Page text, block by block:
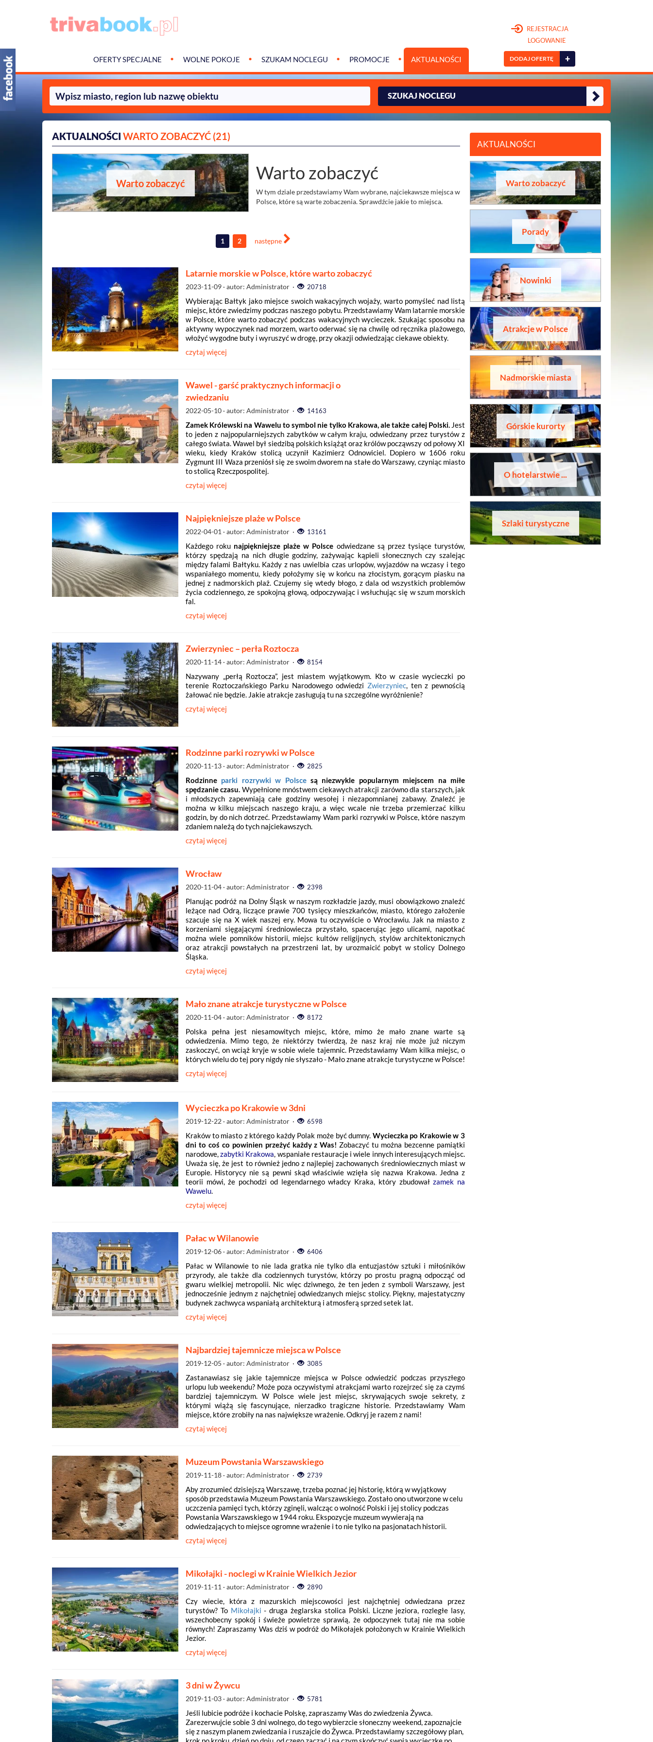
OFERTY SPECJALNE WOLNE POKOJE SZUKAM NOCLEGU PROMOCJE AKTUALNOŚCI
REJESTRACJA
LOGOWANIE
DODAJ OFERTĘ +
SZUKAJ NOCLEGU
AKTUALNOŚCI WARTO ZOBACZYĆ (21)
Warto zobaczyć Warto zobaczyć
W tym dziale przedstawiamy Wam wybrane, najciekawsze miejsca w
Polsce, które są warte zobaczenia. Sprawdźcie jakie to miejsca.
1 2 następne
Latarnie morskie w Polsce, które warto zobaczyć
2023-11-09· autor: Administrator · 20718
Wybierając Bałtyk jako miejsce swoich wakacyjnych wojaży, warto pomyśleć nad listą
miejsc, które zwiedzimy podczas naszego pobytu. Przedstawiamy Wam latarnie morskie
w Polsce, które warto zobaczyć podczas wakacyjnych wycieczek. Szukając sposobu na
aktywny wypoczynek nad morzem, warto oderwać się na chwilę od ręcznika plażowego,
włożyć wygodne buty i wyruszyć w drogę, przy okazji odwiedzając ciekawe obiekty.
czytaj więcej
Wawel - garść praktycznych informacji o
zwiedzaniu
2022-05-10· autor: Administrator · 14163
Zamek Królewski na Wawelu to symbol nie tylko Krakowa, ale także całej Polski.Jest
to jeden z najpopularniejszych zabytków w całym kraju, odwiedzany przez turystów z
całego świata. Wawel był siedzibą polskich książąt oraz królów począwszy od połowy XI
wieku, kiedy Kraków stolicą uczynił Kazimierz Odnowiciel. Dopiero w 1606 roku
Zygmunt III Waza przeniósł się ze swoim dworem na stałe do Warszawy, czyniąc miasto
to stolicą Rzeczpospolitej.
czytaj więcej
Najpiękniejsze plaże w Polsce
2022-04-01 · autor: Administrator · 13161
Każdego roku najpiękniejsze plaże w Polsce odwiedzane są przez tysiące turystów,
którzy spędzają na nich długie godziny, zażywając kąpieli słonecznych czy szalejąc
między falami Bałtyku. Każdy z nas uwielbia czas urlopów, wyjazdów na wczasy i tego
wspaniałego momentu, kiedy położymy się w końcu na złocistym, gorącym piasku na
jednej z nadmorskich plaż. Czujemy się wtedy błogo, z dala od wszystkich problemów
życia codziennego, ze spokojną głową, odpoczywając i wsłuchując się w szum morskich
fal.
czytaj więcej
Zwierzyniec – perła Roztocza
2020-11-14· autor: Administrator · 8154
Nazywany „perłą Roztocza”, jest miastem wyjątkowym. Kto w czasie wycieczki po
terenie Roztoczańskiego Parku Narodowego odwiedzi Zwierzyniec, ten z pewnością
żałować nie będzie. Jakie atrakcje zasługują tu na szczególne wyróżnienie?
czytaj więcej
Rodzinne parki rozrywki w Polsce
2020-11-13· autor: Administrator · 2825
Rodzinne parki rozrywki w Polscesą niezwykle popularnym miejscem na miłe
spędzanie czasu. Wypełnione mnóstwem ciekawych atrakcji zarówno dla starszych, jak
i młodszych zapewniają całe godziny wesołej i niezapomnianej zabawy. Znaleźć je
można w kilku miejscach naszego kraju, a więc wcale nie trzeba przemierzać kilku
godzin, by do nich dotrzeć. Przedstawiamy Wam parki rozrywki w Polsce, które naszym
zdaniem należą do tych najciekawszych.
czytaj więcej
Wrocław
2020-11-04· autor: Administrator · 2398
Planując podróż na Dolny Śląsk w naszym rozkładzie jazdy, musi obowiązkowo znaleźć
leżące nad Odrą, liczące prawie 700 tysięcy mieszkańców, miasto, którego założenie
szacuje się na X wiek naszej ery. Mowa tu oczywiście o Wrocławiu. Jak na miasto z
korzeniami sięgającymi średniowiecza przystało, spacerując jego ulicami, napotkać
można wiele pomników historii, miejsc kultów religijnych, stylów architektonicznych
oraz atrakcji powstałych na przestrzeni lat, by urozmaicić pobyt w stolicy Dolnego
Śląska.
czytaj więcej
Mało znane atrakcje turystyczne w Polsce
2020-11-04· autor: Administrator · 8172
Polska pełna jest niesamowitych miejsc, które, mimo że mało znane warte są
odwiedzenia. Mimo tego, że niektórzy twierdzą, że nasz kraj nie może już niczym
zaskoczyć, on wciąż kryje w sobie wiele tajemnic. Przedstawiamy Wam kilka miejsc, o
których wielu do tej pory nigdy nie słyszało - Mało znane atrakcje turystyczne w Polsce!
czytaj więcej
Wycieczka po Krakowie w 3dni
2019-12-22· autor: Administrator · 6598
Kraków to miasto z którego każdy Polak może być dumny. Wycieczka po Krakowie w 3
dni to coś co powinien przeżyć każdy z Was! Zobaczyć tu można bezcenne pamiątki
narodowe,zabytki Krakowa, wspaniałe restauracje i wiele innych interesujących miejsc.
Uważa się, że jest to również jedno z najlepiej zachowanych średniowiecznych miast w
Europie. Historycy nie są pewni skąd właściwie wzięła się nazwa Krakowa. Jedna z
teorii mówi, że pochodzi od legendarnego władcy Kraka, który zbudowałzamek na
Wawelu.
czytaj więcej
Pałac w Wilanowie
2019-12-06· autor: Administrator · 6406
Pałac w Wilanowie to nie lada gratka nie tylko dla entuzjastów sztuki i miłośników
przyrody, ale także dla codziennych turystów, którzy po prostu pragną odpocząć od
gwaru wielkiej metropolii. Nic więc dziwnego, że ten jeden z symboli Warszawy, jest
jednocześnie jednym z najchętniej odwiedzanych miejsc stolicy. Piękny, majestatyczny
budynek zachwyca wspaniałą architekturą i atmosferą sprzed setek lat.
czytaj więcej
Najbardziej tajemnicze miejsca w Polsce
2019-12-05 · autor: Administrator · 3085
Zastanawiasz się jakie tajemnicze miejsca w Polsce odwiedzić podczas przyszłego
urlopu lub weekendu? Może poza oczywistymi atrakcjami warto rozejrzeć się za czymś
bardziej tajemniczym. W Polsce wiele jest miejsc, skrywających swoje sekrety, z
którymi wiążą się fascynujące, nierzadko tragiczne historie. Przedstawiamy Wam
miejsce, które zrobiły na nas największe wrażenie. Odkryj je razem z nami!
czytaj więcej
Muzeum Powstania Warszawskiego
2019-11-18· autor: Administrator · 2739
Aby zrozumieć dzisiejszą Warszawę, trzeba poznać jej historię, którą w wyjątkowy
sposób przedstawia Muzeum Powstania Warszawskiego. Zostało ono utworzone w celu
uczczenia pamięci tych, którzy zginęli, walcząc o wolność Polski i jej stolicy podczas
Powstania Warszawskiego w 1944 roku. Ekspozycje muzeum wywierają na
odwiedzających to miejsce ogromne wrażenie i to nie tylko na pasjonatach historii.
czytaj więcej
Mikołajki - noclegi w Krainie Wielkich Jezior
2019-11-11 · autor: Administrator · 2890
Czy wiecie, która z mazurskich miejscowości jest najchętniej odwiedzana przez
turystów? To Mikołajki - druga żeglarska stolica Polski. Liczne jeziora, rozległe lasy,
wszechobecny spokój i świeże powietrze sprawią, że odpoczynek tutaj nie ma sobie
równych! Zapraszamy Was dziś w podróż do Mikołajek położonych w Krainie Wielkich
Jezior.
czytaj więcej
3 dni w Żywcu
2019-11-03· autor: Administrator · 5781
Jeśli lubicie podróże i kochacie Polskę, zapraszamy Was do zwiedzenia Żywca.
Zarezerwujcie sobie 3 dni wolnego, do tego wybierzcie słoneczny weekend, zapoznajcie
się z naszym planem zwiedzania i ruszajcie do Żywca. Przedstawiamy szczegółowy plan,
AKTUALNOŚCI
Warto zobaczyć
Porady
Nowinki
Atrakcje w Polsce
Nadmorskie miasta
Górskie kurorty
O hotelarstwie ...
Szlaki turystyczne